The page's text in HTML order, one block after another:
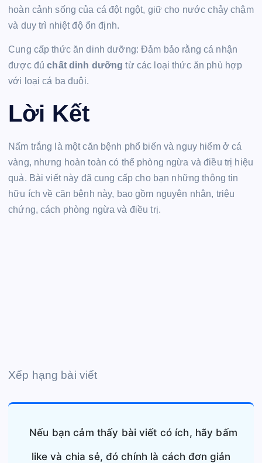
hoàn cảnh sống của cá đột ngột, giữ cho nước chảy chậm
và duy trì nhiệt độ ổn định.
Cung cấp thức ăn dinh dưỡng: Đảm bảo rằng cá nhận
được đủchất dinh dưỡng từ các loại thức ăn phù hợp
với loại cá ba đuôi.
Lời Kết
Nấm trắng là một căn bệnh phổ biến và nguy hiểm ở cá
vàng, nhưng hoàn toàn có thể phòng ngừa và điều trị hiệu
quả. Bài viết này đã cung cấp cho bạn những thông tin
hữu ích về căn bệnh này, bao gồm nguyên nhân, triệu
chứng, cách phòng ngừa và điều trị.
Xếp hạng bài viết
Nếu bạn cảm thấy bài viết có ích, hãy bấm
like và chia sẻ, đó chính là cách đơn giản